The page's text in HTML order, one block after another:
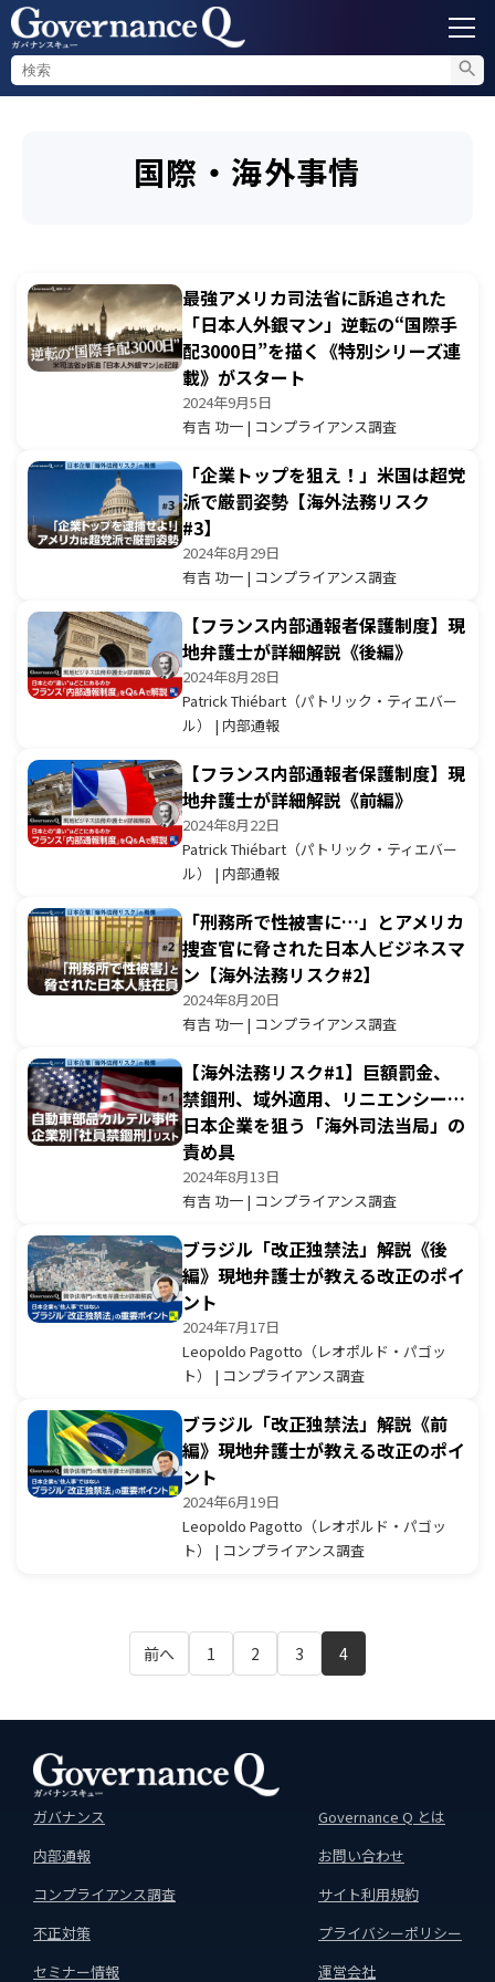
内部通報
不正対策
セミナー情報
国際・海外事情
最強アメリカ司法省に訴追された
「日本人外銀マン」逆転の“国際手
配3000日”を描く《特別シリーズ連
載》がスタート
2024年9月5日
有吉 功一 | コンプライアンス調査
「企業トップを狙え！」米国は超党
派で厳罰姿勢【海外法務リスク
#3】
2024年8月29日
有吉 功一 | コンプライアンス調査
【フランス内部通報者保護制度】現
地弁護士が詳細解説《後編》
2024年8月28日
Patrick Thiébart（パトリック・ティエバー
ル） | 内部通報
【フランス内部通報者保護制度】現
地弁護士が詳細解説《前編》
2024年8月22日
Patrick Thiébart（パトリック・ティエバー
ル） | 内部通報
「刑務所で性被害に…」とアメリカ
捜査官に脅された日本人ビジネスマ
ン【海外法務リスク#2】
2024年8月20日
有吉 功一 | コンプライアンス調査
【海外法務リスク#1】巨額罰金、
禁錮刑、域外適用、リニエンシー…
日本企業を狙う「海外司法当局」の
責め具
2024年8月13日
有吉 功一 | コンプライアンス調査
ブラジル「改正独禁法」解説《後
編》現地弁護士が教える改正のポイ
ント
2024年7月17日
Leopoldo Pagotto（レオポルド・パゴッ
ト） | コンプライアンス調査
ブラジル「改正独禁法」解説《前
編》現地弁護士が教える改正のポイ
ント
2024年6月19日
Leopoldo Pagotto（レオポルド・パゴッ
ト） | コンプライアンス調査
前へ 1 2 3 4
ガバナンス
内部通報
コンプライアンス調査
不正対策
セミナー情報
Governance Q とは
お問い合わせ
サイト利用規約
プライバシーポリシー
運営会社